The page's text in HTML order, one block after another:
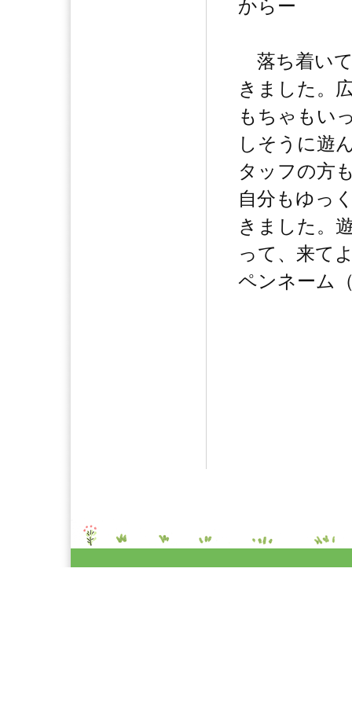
からー
落ち着い
きました。
もちゃもい
しそうに遊
タッフの方
自分もゆっ
きました。
って、来て
ペンネー